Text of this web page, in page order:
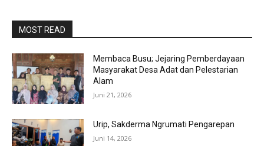
MOST READ
Membaca Busu; Jejaring Pemberdayaan
Masyarakat Desa Adat dan Pelestarian
Alam
Juni 21, 2026
Urip, Sakderma Ngrumati Pengarepan
Juni 14, 2026